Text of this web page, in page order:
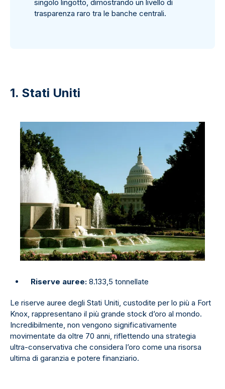
singolo lingotto, dimostrando un livello di
trasparenza raro tra le banche centrali.
1. Stati Uniti
Riserve auree: 8.133,5 tonnellate
Le riserve auree degli Stati Uniti, custodite per lo più a Fort
Knox, rappresentano il più grande stock d’oro al mondo.
Incredibilmente, non vengono significativamente
movimentate da oltre 70 anni, riflettendo una strategia
ultra-conservativa che considera l’oro come una risorsa
ultima di garanzia e potere finanziario.